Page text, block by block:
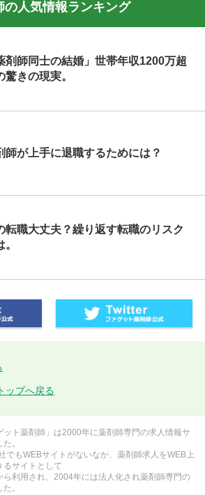
の人気情報ランキング
剤師同士の結婚」世帯年収1200万超
驚きの現実。
師が上手に退職するためには？
転職大丈夫？繰り返す転職のリスク
。
ップへ戻る
ト薬剤師」は2000年に薬剤師専門の求人情報サ
。
でもWEBサイトがないなか、薬剤師求人をWEB上
るサイトとして
ら利用され、2004年には法人化され薬剤師専門の
。